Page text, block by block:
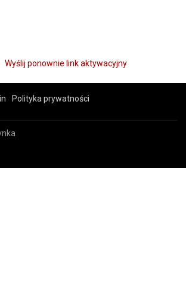
Wyślij ponownie link aktywacyjny
Polityka prywatności